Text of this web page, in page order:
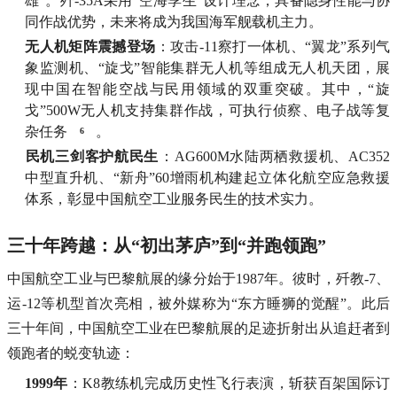
同作战优势，未来将成为我国海军舰载机主力。
​无人机矩阵震撼登场​ ​：攻击-11察打一体机、“翼龙”系列气
象监测机、“旋戈”智能集群无人机等组成无人机天团，展
现中国在智能空战与民用领域的双重突破。其中，“旋
戈”500W无人机支持集群作战，可执行侦察、电子战等复
杂任务
6
。
​民机三剑客护航民生​ ​：AG600M水陆两栖救援机、AC352
中型直升机、“新舟”60增雨机构建起立体化航空应急救援
体系，彰显中国航空工业服务民生的技术实力。
​三十年跨越：从“初出茅庐”到“并跑领跑”​
中国航空工业与巴黎航展的缘分始于1987年。彼时，歼教-7、
运-12等机型首次亮相，被外媒称为“东方睡狮的觉醒”。此后
三十年间，中国航空工业在巴黎航展的足迹折射出从追赶者到
领跑者的蜕变轨迹：
​1999年​ ​：K8教练机完成历史性飞行表演，斩获百架国际订